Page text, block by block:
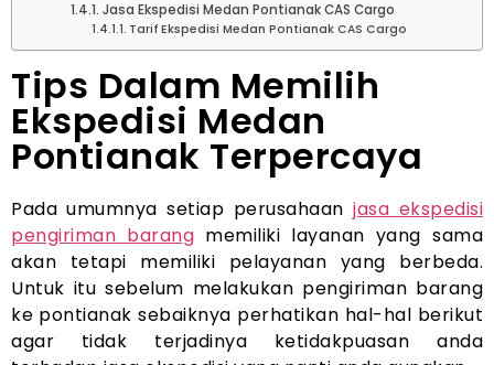
Jasa Ekspedisi Medan Pontianak CAS Cargo
Tarif Ekspedisi Medan Pontianak CAS Cargo
Tips Dalam Memilih
Ekspedisi Medan
Pontianak Terpercaya
Pada umumnya setiap perusahaanjasa ekspedisi
pengiriman barang memiliki layanan yang sama
akan tetapi memiliki pelayanan yang berbeda.
Untuk itu sebelum melakukan pengiriman barang
ke pontianak sebaiknya perhatikan hal-hal berikut
agar tidak terjadinya ketidakpuasan anda